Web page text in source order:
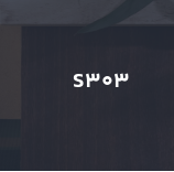
S303